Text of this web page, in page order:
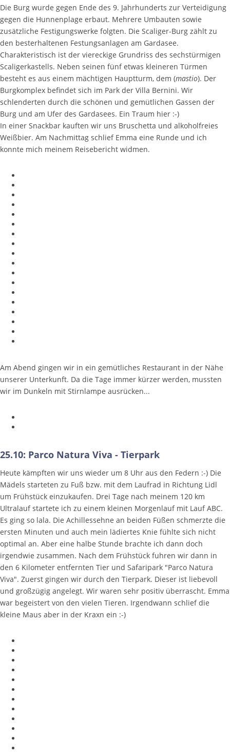
Die Burg wurde gegen Ende des 9. Jahrhunderts zur Verteidigung
gegen die Hunnenplage erbaut. Mehrere Umbauten sowie
zusätzliche Festigungswerke folgten. Die Scaliger-Burg zählt zu
den besterhaltenen Festungsanlagen am Gardasee.
Charakteristisch ist der viereckige Grundriss des sechstürmigen
Scaligerkastells. Neben seinen fünf etwas kleineren Türmen
besteht es aus einem mächtigen Hauptturm, dem (mastio). Der
Burgkomplex befindet sich im Park der Villa Bernini. Wir
schlenderten durch die schönen und gemütlichen Gassen der
Burg und am Ufer des Gardasees. Ein Traum hier :-)
In einer Snackbar kauften wir uns Bruschetta und alkoholfreies
Weißbier. Am Nachmittag schlief Emma eine Runde und ich
konnte mich meinem Reisebericht widmen.
Am Abend gingen wir in ein gemütliches Restaurant in der Nähe
unserer Unterkunft. Da die Tage immer kürzer werden, mussten
wir im Dunkeln mit Stirnlampe ausrücken...
25.10: Parco Natura Viva - Tierpark
Heute kämpften wir uns wieder um 8 Uhr aus den Federn :-) Die
Mädels starteten zu Fuß bzw. mit dem Laufrad in Richtung Lidl
um Frühstück einzukaufen. Drei Tage nach meinem 120 km
Ultralauf startete ich zu einem kleinen Morgenlauf mit Lauf ABC.
Es ging so lala. Die Achillessehne an beiden Füßen schmerzte die
ersten Minuten und auch mein lädiertes Knie fühlte sich nicht
optimal an. Aber eine halbe Stunde brachte ich dann doch
irgendwie zusammen. Nach dem Frühstück fuhren wir dann in
den 6 Kilometer entfernten Tier und Safaripark "Parco Natura
Viva". Zuerst gingen wir durch den Tierpark. Dieser ist liebevoll
und großzügig angelegt. Wir waren sehr positiv überrascht. Emma
war begeistert von den vielen Tieren. Irgendwann schlief die
kleine Maus aber in der Kraxn ein :-)